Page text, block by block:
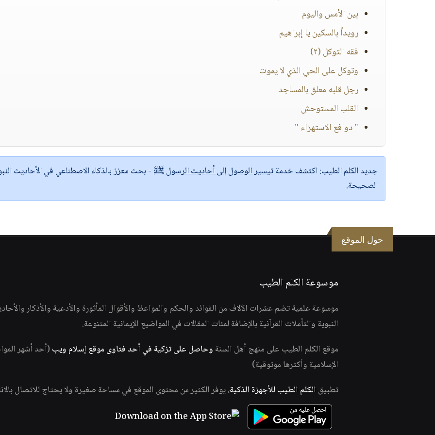
بين الأمس واليوم
رويداً بالسكين يا إبراهيم
فقه التوكل (٢)
وتوكل على الحي الذي لا يموت
رجل قلبه معلق بالمساجد
القلب المستوحش
" دوافع الاستهزاء "
جديد الكلم الطيب:اكتشف خدمةتيسير الوصول إلى أحاديث الرسول ﷺ - بحث معزز بالذكاء الاصطناعي في الأحاديث
الصحيحة.
حول الموقع
موسوعة الكلم الطيب
موسوعة علمية تضم عشرات الآلاف من الفوائد والحكم والمواعظ والأقوال المأثورة والأدعية والأذكار
النبوية والتأملات القرآنية بالإضافة لمئات المقالات في المواضيع الإيمانية المتنوعة.
موقع الكلم الطيب على منهج أهل السنة وحاصل على تزكية في أحد فتاوى موقع إسلام ويب (أحد أشهر
الإسلامية وأكثرها موثوقية)
تطبيق الكلم الطيب للأجهزة الذكية، يوفر الكثير من محتوى الموقع في مساحة صغيرة ولا يحتاج للاتصال